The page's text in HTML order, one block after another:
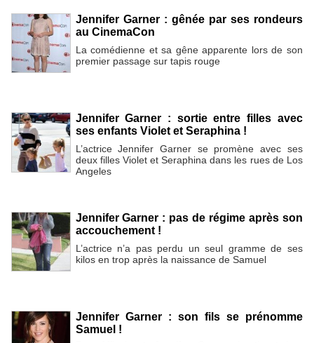
Jennifer Garner : gênée par ses rondeurs
au CinemaCon
La comédienne et sa gêne apparente lors de son
premier passage sur tapis rouge
Jennifer Garner : sortie entre filles avec
ses enfants Violet et Seraphina !
L’actrice Jennifer Garner se promène avec ses
deux filles Violet et Seraphina dans les rues de Los
Angeles
Jennifer Garner : pas de régime après son
accouchement !
L’actrice n’a pas perdu un seul gramme de ses
kilos en trop après la naissance de Samuel
Jennifer Garner : son fils se prénomme
Samuel !